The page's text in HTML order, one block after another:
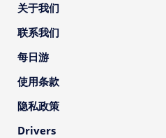
关于我们
联系我们
每日游
使用条款
隐私政策
Drivers